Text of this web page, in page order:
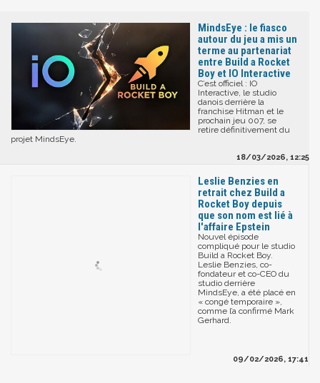
MindsEye : le fiasco
autour du jeu a mis un
terme au partenariat
entre Build a Rocket
Boy et IO Interactive
C’est officiel : IO
Interactive, le studio
danois derrière la
franchise Hitman et le
prochain jeu 007, se
retire définitivement du
projet MindsEye.
18/03/2026, 12:25
Leslie Benzies en
retrait chez Build a
Rocket Boy depuis
que son nom est lié à
l'affaire Epstein
Nouvel épisode
compliqué pour le studio
Build a Rocket Boy.
Leslie Benzies, co-
fondateur et co-CEO du
studio derrière
MindsEye, a été placé en
« congé temporaire »,
comme l’a confirmé Mark
Gerhard.
09/02/2026, 17:41